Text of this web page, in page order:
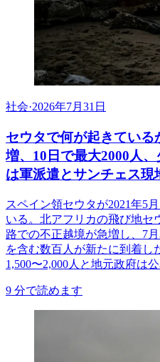
社会·2026年7月31日
セウタで何が起きてい
増、10日で最大2000人
は軍派遣とサンチェス現
スペイン領セウタが2021年5
いる。北アフリカの飛び地セ
路での不正越境が急増し、7
を含む数百人が新たに到着し
1,500〜2,000人と地元政府は
9 分で読めます